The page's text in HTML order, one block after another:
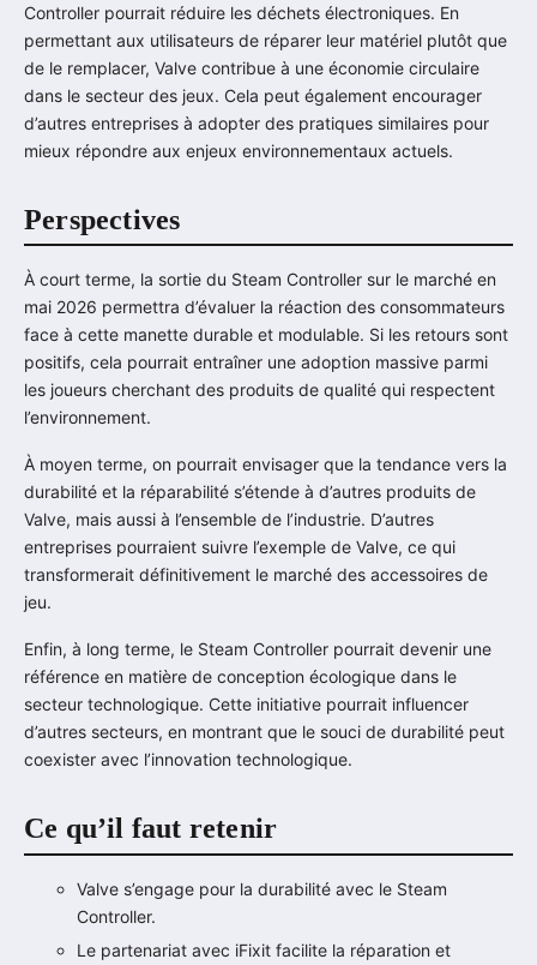
Controller pourrait réduire les déchets électroniques. En
permettant aux utilisateurs de réparer leur matériel plutôt que
de le remplacer, Valve contribue à une économie circulaire
dans le secteur des jeux. Cela peut également encourager
d’autres entreprises à adopter des pratiques similaires pour
mieux répondre aux enjeux environnementaux actuels.
Perspectives
À court terme, la sortie du Steam Controller sur le marché en
mai 2026 permettra d’évaluer la réaction des consommateurs
face à cette manette durable et modulable. Si les retours sont
positifs, cela pourrait entraîner une adoption massive parmi
les joueurs cherchant des produits de qualité qui respectent
l’environnement.
À moyen terme, on pourrait envisager que la tendance vers la
durabilité et la réparabilité s’étende à d’autres produits de
Valve, mais aussi à l’ensemble de l’industrie. D’autres
entreprises pourraient suivre l’exemple de Valve, ce qui
transformerait définitivement le marché des accessoires de
jeu.
Enfin, à long terme, le Steam Controller pourrait devenir une
référence en matière de conception écologique dans le
secteur technologique. Cette initiative pourrait influencer
d’autres secteurs, en montrant que le souci de durabilité peut
coexister avec l’innovation technologique.
Ce qu’il faut retenir
Valve s’engage pour la durabilité avec le Steam
Controller.
Le partenariat avec iFixit facilite la réparation et